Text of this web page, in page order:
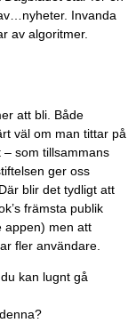
Invanda
av algoritmer.
att bli. Både
väl om man tittar på
som tillsammans
ger oss
blir det tydligt att
främsta publik
appen) men att
fler användare.
kan lugnt gå